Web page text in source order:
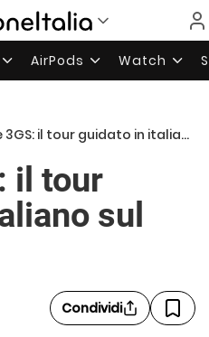
AirPods Watch
il tour guidato in italiano sul sito Apple.
il tour
sul
Condividi